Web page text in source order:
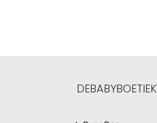
DEBABYBOETIEK